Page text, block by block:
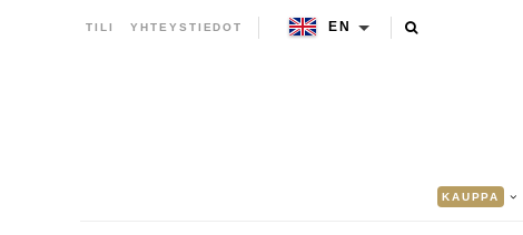
KAUPPA
TILI YHTEYSTIEDOT EN